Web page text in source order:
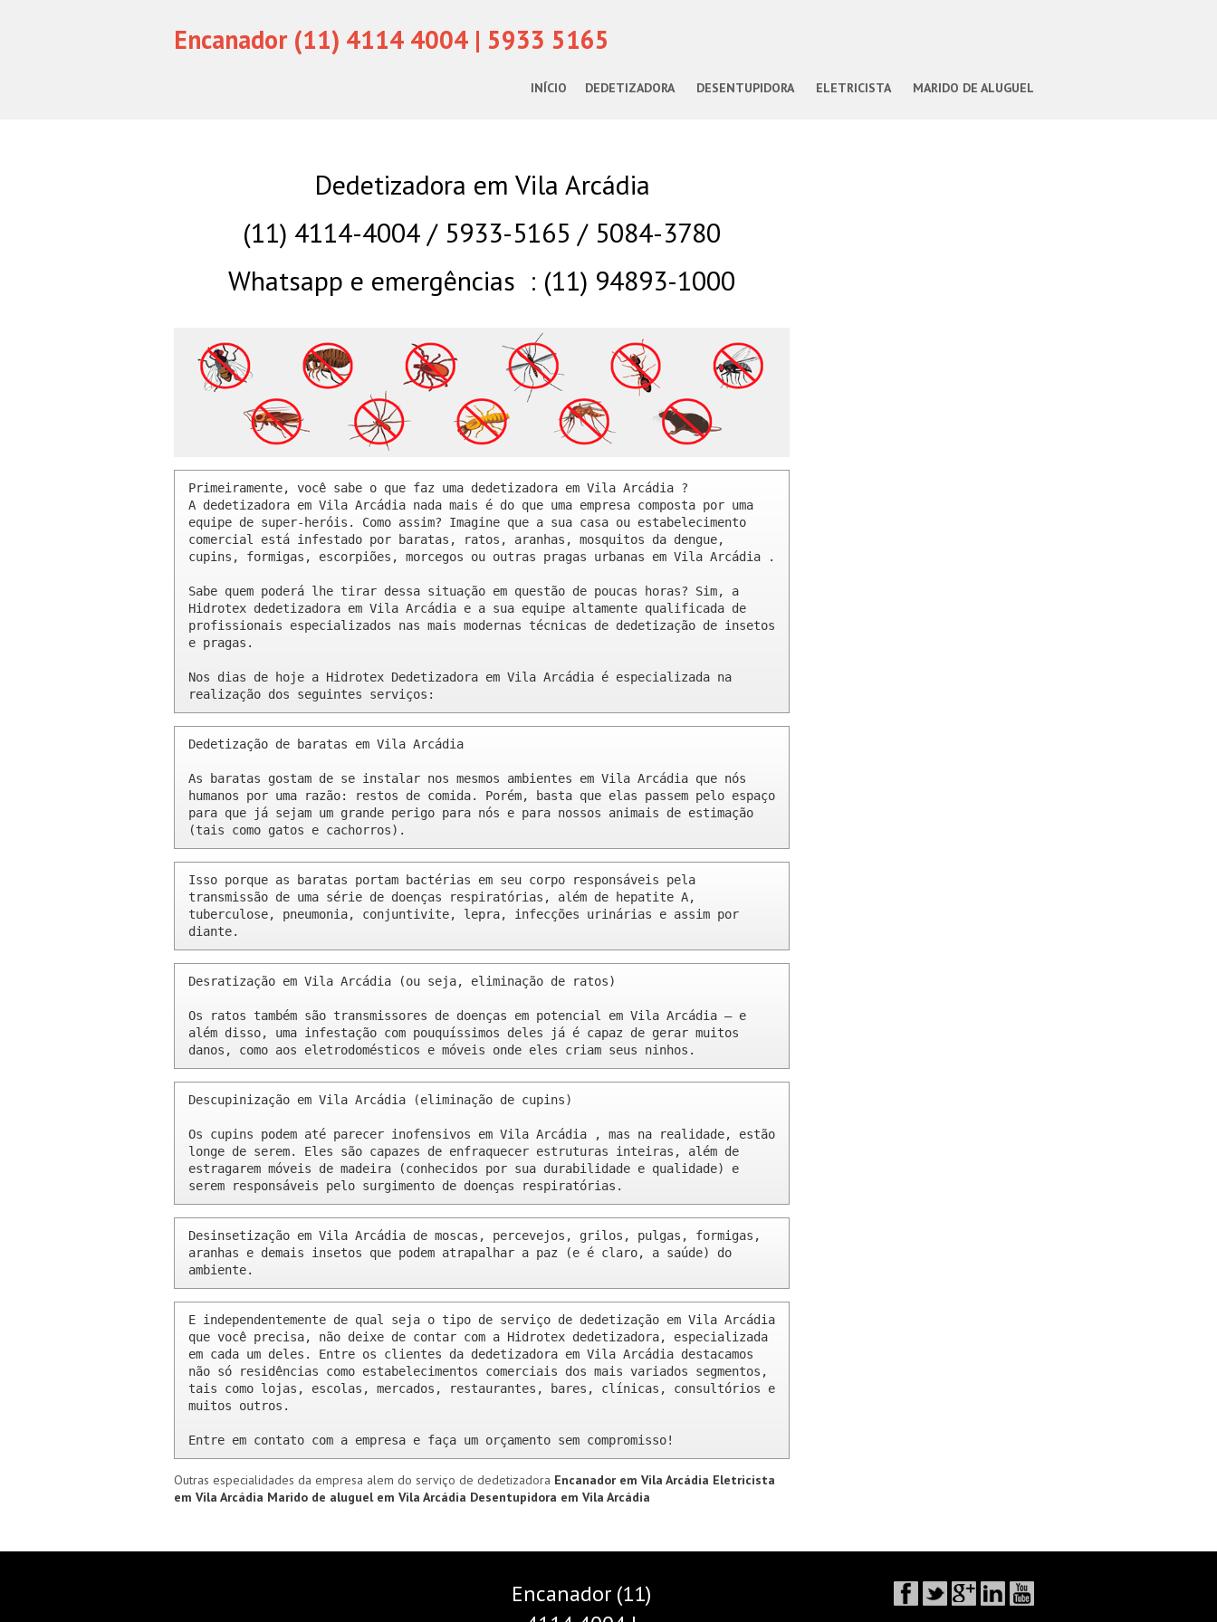
Encanador (11) 4114 4004 | 5933 5165
INÍCIO DEDETIZADORA DESENTUPIDORA ELETRICISTA MARIDO DE ALUGUEL
Dedetizadora em Vila Arcádia
(11) 4114-4004 / 5933-5165 / 5084-3780
Whatsapp e emergências : (11) 94893-1000
Primeiramente, você sabe o que faz uma dedetizadora em Vila Arcádia ?
A dedetizadora em Vila Arcádia nada mais é do que uma empresa composta por uma
equipe de super-heróis. Como assim? Imagine que a sua casa ou estabelecimento
comercial está infestado por baratas, ratos, aranhas, mosquitos da dengue,
cupins, formigas, escorpiões, morcegos ou outras pragas urbanas em Vila Arcádia .
Sabe quem poderá lhe tirar dessa situação em questão de poucas horas? Sim, a
Hidrotex dedetizadora em Vila Arcádia e a sua equipe altamente qualificada de
profissionais especializados nas mais modernas técnicas de dedetização de insetos
e pragas.
Nos dias de hoje a Hidrotex Dedetizadora em Vila Arcádia é especializada na
realização dos seguintes serviços:
Dedetização de baratas em Vila Arcádia
As baratas gostam de se instalar nos mesmos ambientes em Vila Arcádia que nós
humanos por uma razão: restos de comida. Porém, basta que elas passem pelo espaço
para que já sejam um grande perigo para nós e para nossos animais de estimação
(tais como gatos e cachorros).
Isso porque as baratas portam bactérias em seu corpo responsáveis pela
transmissão de uma série de doenças respiratórias, além de hepatite A,
tuberculose, pneumonia, conjuntivite, lepra, infecções urinárias e assim por
diante.
Desratização em Vila Arcádia (ou seja, eliminação de ratos)
Os ratos também são transmissores de doenças em potencial em Vila Arcádia – e
além disso, uma infestação com pouquíssimos deles já é capaz de gerar muitos
danos, como aos eletrodomésticos e móveis onde eles criam seus ninhos.
Descupinização em Vila Arcádia (eliminação de cupins)
Os cupins podem até parecer inofensivos em Vila Arcádia , mas na realidade, estão
longe de serem. Eles são capazes de enfraquecer estruturas inteiras, além de
estragarem móveis de madeira (conhecidos por sua durabilidade e qualidade) e
serem responsáveis pelo surgimento de doenças respiratórias.
Desinsetização em Vila Arcádia de moscas, percevejos, grilos, pulgas, formigas,
aranhas e demais insetos que podem atrapalhar a paz (e é claro, a saúde) do
ambiente.
E independentemente de qual seja o tipo de serviço de dedetização em Vila Arcádia
que você precisa, não deixe de contar com a Hidrotex dedetizadora, especializada
em cada um deles. Entre os clientes da dedetizadora em Vila Arcádia destacamos
não só residências como estabelecimentos comerciais dos mais variados segmentos,
tais como lojas, escolas, mercados, restaurantes, bares, clínicas, consultórios e
muitos outros.
Entre em contato com a empresa e faça um orçamento sem compromisso!
Outras especialidades da empresa alem do serviço de dedetizadora Encanador em Vila Arcádia Eletricista
em Vila Arcádia Marido de aluguel em Vila Arcádia Desentupidora em Vila Arcádia
Encanador (11)